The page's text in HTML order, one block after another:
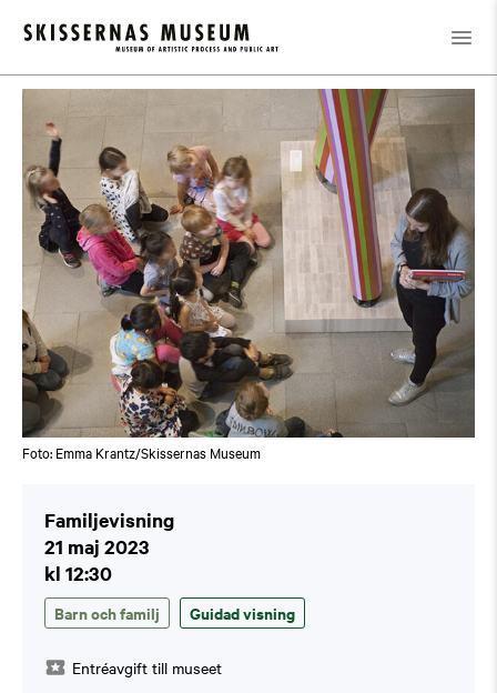
Kalender / Familjevisning
Foto: Emma Krantz/Skissernas Museum
Familjevisning
21 maj 2023
kl 12:30
Barn och familj Guidad visning
Entréavgift till museet